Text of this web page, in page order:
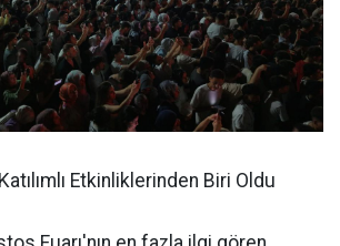
Etkinliklerinden Biri Oldu